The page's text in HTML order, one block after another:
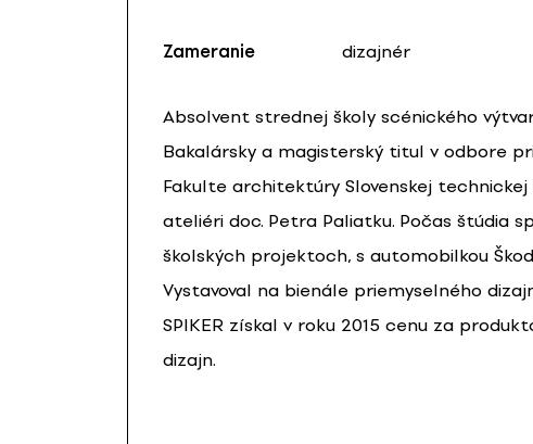
Zameranie dizajnér
Absolvent strednej školy scénického
Bakalársky a magisterský titul v odbore
Fakulte architektúry Slovenskej technickej
ateliéri doc. Petra Paliatku. Počas štúdia
školských projektoch, s automobilkou
Vystavoval na bienále priemyselného
SPIKER získal v roku 2015 cenu za
dizajn.